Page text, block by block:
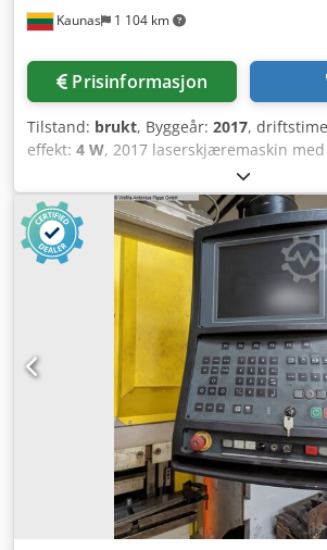
Kaunas 1 104 km
Prisinformasjon
Tilstand: brukt, Byggeår: 2017,
effekt: 4 W, 2017 laserskjæremaskin
rørskjæringsfunksjon. DURMA HD-FL 3015
Produsent: DURMA – Modell: HD-FL 3015
Produksjonsår: 2017 – Laser kilde: IPG –
SIEMENS + CAD programvare + "nesting"
Driftstimer: 56 681 t Tekniske data: –
x 1500 mm – Rørskjæringsdiameter: Ø 12
Lasereffekt: 4000 W (fiberlaser)
for materialer: – Sort stål: opptil 12 mm
opptil 10 mm – Aluminium: opptil 10
mm – Messing: opptil 6 mm
laserresonator – Vannkjølesystem for
Utsugs- og filtersystem over laseren –
– Rørlaser med 4-punkts chuck, kan
programvare Crsdpfx Afsvyhcze Hsf –
programvare – Rørlaser programvare –
årlig service utført i 12/2024. Ta gjerne
informasjon.